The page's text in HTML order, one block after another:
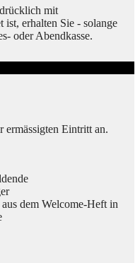
mit
erhalten Sie - solange
oder Abendkasse.
ermässigten Eintritt an.
dem Welcome-Heft in